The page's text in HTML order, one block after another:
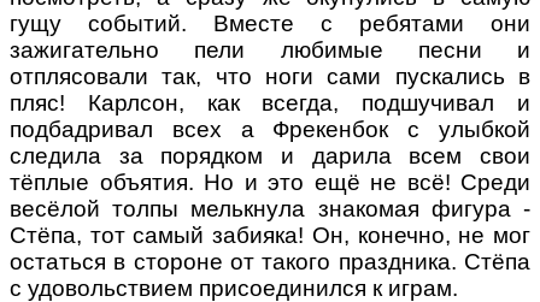
гущу событий. Вместе с ребятами они
зажигательно пели любимые песни и
отплясовали так, что ноги сами пускались в
пляс! Карлсон, как всегда, подшучивал и
подбадривал всех а Фрекенбок с улыбкой
следила за порядком и дарила всем свои
тёплые объятия. Но и это ещё не всё! Среди
весёлой толпы мелькнула знакомая фигура -
Стёпа, тот самый забияка! Он, конечно, не мог
остаться в стороне от такого праздника. Стёпа
с удовольствием присоединился к играм.